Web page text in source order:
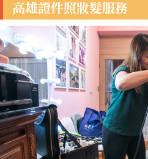
高雄證件照妝髮服務